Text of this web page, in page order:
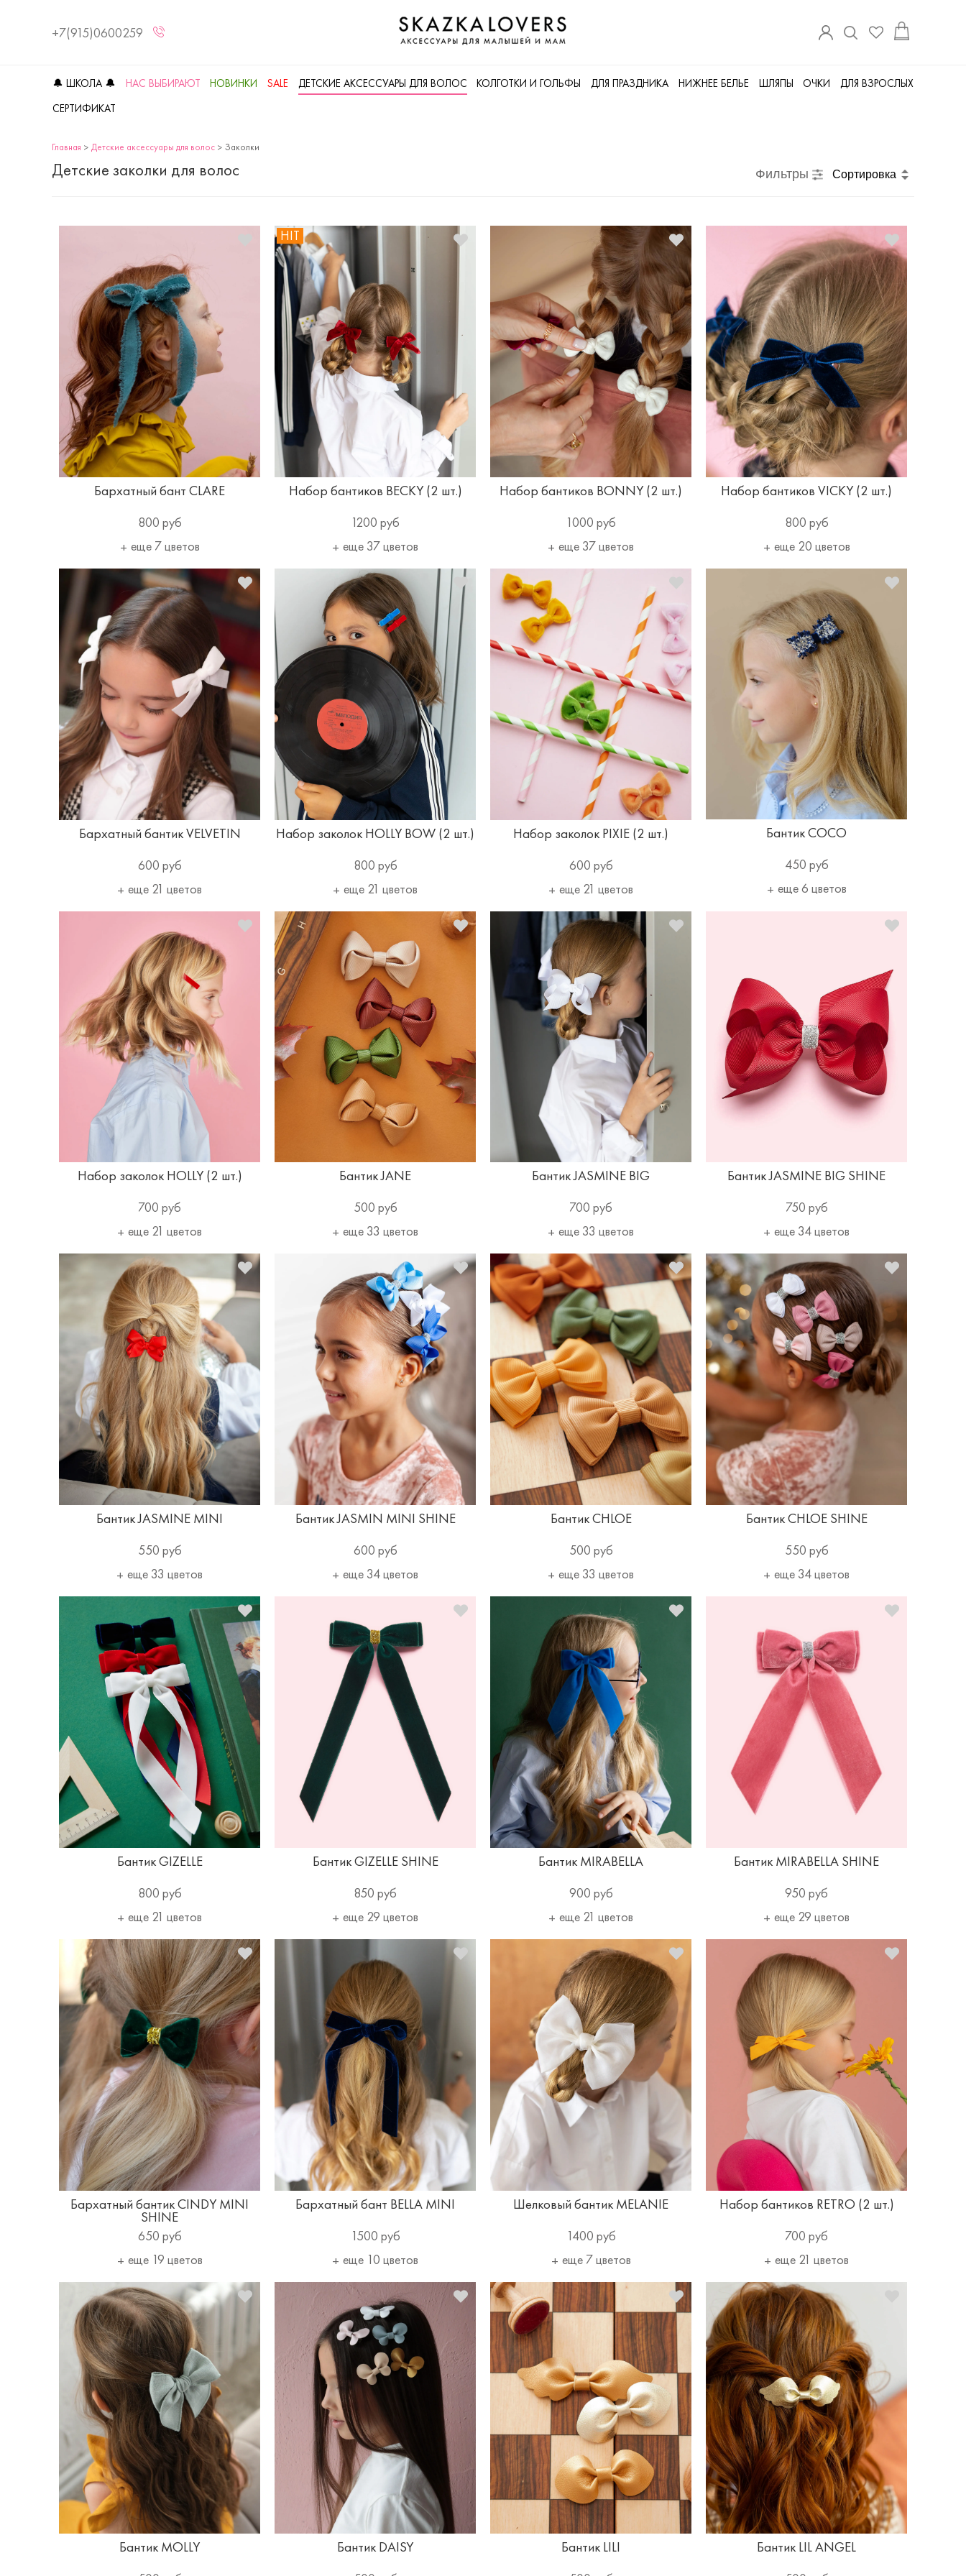
+7(915)0600259
🔔 ШКОЛА 🔔 НАС ВЫБИРАЮТ НОВИНКИ SALE ДЕТСКИЕ АКСЕССУАРЫ ДЛЯ ВОЛОC КОЛГОТКИ И ГОЛЬФЫ ДЛЯ ПРАЗДНИКА НИЖНЕЕ БЕЛЬЕ ШЛЯПЫ ОЧКИ
ДЛЯ ВЗРОСЛЫХ
СЕРТИФИКАТ
Главная Детские аксессуары для волоc Заколки
Детские заколки для волос Фильтры
Бархатный бант CLARE
800 руб
еще 7 цветов
HIT
Набор бантиков BECKY (2 шт.)
1200 руб
еще 37 цветов
Набор бантиков BONNY (2 шт.)
1000 руб
еще 37 цветов
Набор бантиков VICKY (2 шт.)
800 руб
еще 20 цветов
Бархатный бантик VELVETIN
600 руб
еще 21 цветов
Набор заколок HOLLY BOW (2 шт.)
800 руб
еще 21 цветов
Набор заколок PIXIE (2 шт.)
600 руб
еще 21 цветов
Бантик COCO
450 руб
еще 6 цветов
Набор заколок HOLLY (2 шт.)
700 руб
еще 21 цветов
Бантик JANE
500 руб
еще 33 цветов
Бантик JASMINE BIG
700 руб
еще 33 цветов
Бантик JASMINE BIG SHINE
750 руб
еще 34 цветов
Бантик JASMINE MINI
550 руб
еще 33 цветов
Бантик JASMIN MINI SHINE
600 руб
еще 34 цветов
Бантик CHLOE
500 руб
еще 33 цветов
Бантик CHLOE SHINE
550 руб
еще 34 цветов
Бантик GIZELLE
800 руб
еще 21 цветов
Бантик GIZELLE SHINE
850 руб
еще 29 цветов
Бантик MIRABELLA
900 руб
еще 21 цветов
Бантик MIRABELLA SHINE
950 руб
еще 29 цветов
Бархатный бантик CINDY MINI
SHINE
650 руб
еще 19 цветов
Бархатный бант BELLA MINI
1500 руб
еще 10 цветов
Шелковый бантик MELANIE
1400 руб
еще 7 цветов
Набор бантиков RETRO (2 шт.)
700 руб
еще 21 цветов
Бантик MOLLY Бантик DAISY Бантик LILI Бантик LIL ANGEL